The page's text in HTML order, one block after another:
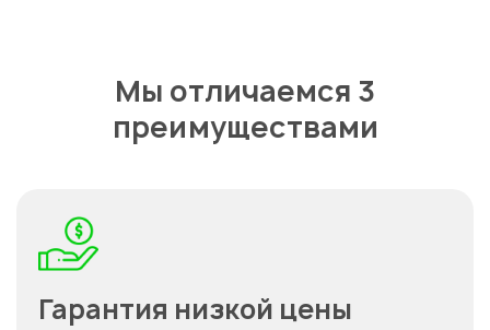
Мы отличаемся 3
преимуществами
Гарантия низкой цены